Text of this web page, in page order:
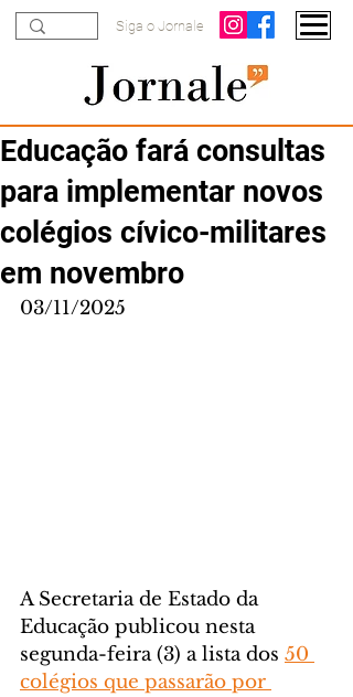
Siga o Jornale
Educação fará consultas
para implementar novos
colégios cívico-militares
em novembro
03/11/2025
A Secretaria de Estado da
Educação publicou nesta
segunda-feira (3) a lista dos 50
colégios que passarão por